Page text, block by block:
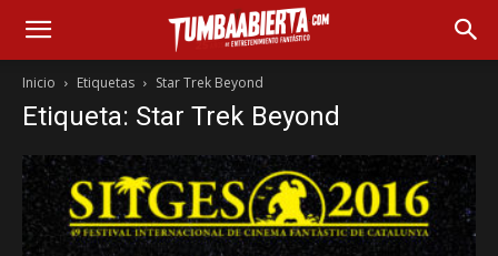
Inicio Etiquetas Star Trek Beyond
Etiqueta: Star Trek Beyond